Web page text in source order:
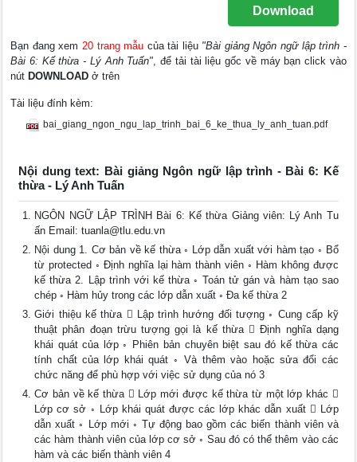
Download
Bạn đang xem 20 trang mẫu của tài liệu "Bài giảng Ngôn ngữ lập trình -
Bài 6: Kế thừa - Lý Anh Tuấn", để tải tài liệu gốc về máy bạn click vào
nút DOWNLOAD ở trên
Tài liệu đính kèm:
bai_giang_ngon_ngu_lap_trinh_bai_6_ke_thua_ly_anh_tuan.pdf
Nội dung text: Bài giảng Ngôn ngữ lập trình - Bài 6: Kế
thừa - Lý Anh Tuấn
NGÔN NGỮ LẬP TRÌNH Bài 6: Kế thừa Giảng viên: Lý Anh Tu
ấn Email:tuanla@tlu.edu.vn
Nội dung 1. Cơ bản về kế thừa ◦ Lớp dẫn xuất với hàm tạo ◦ Bổ
từ protected ◦ Định nghĩa lại hàm thành viên ◦ Hàm không được
kế thừa 2. Lập trình với kế thừa ◦ Toán tử gán và hàm tạo sao
chép ◦ Hàm hủy trong các lớp dẫn xuất ◦ Đa kế thừa 2
Giới thiệu kế thừa  Lập trình hướng đối tượng ◦ Cung cấp kỹ
thuật phân đoạn trừu tượng gọi là kế thừa  Định nghĩa dạng
khái quát của lớp ◦ Phiên bản chuyên biệt sau đó kế thừa các
tính chất của lớp khái quát ◦ Và thêm vào hoặc sửa đổi các
chức năng để phù hợp với việc sử dụng của nó 3
Cơ bản về kế thừa  Lớp mới được kế thừa từ một lớp khác 
Lớp cơ sở ◦ Lớp khái quát được các lớp khác dẫn xuất  Lớp
dẫn xuất ◦ Lớp mới ◦ Tự động bao gồm các biến thành viên và
các hàm thành viên của lớp cơ sở ◦ Sau đó có thể thêm vào các
hàm và các biến thành viên 4